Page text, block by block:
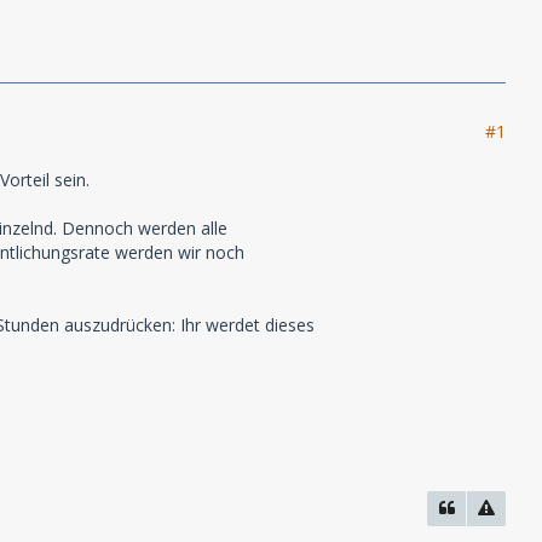
#1
sein.
Dennoch werden alle
werden wir noch
auszudrücken: Ihr werdet dieses